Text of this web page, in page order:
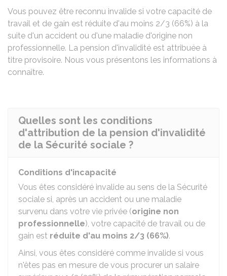
Vous pouvez être reconnu invalide si votre capacité de
travail et de gain est réduite d'au moins 2/3 (66%) à la
suite d'un accident ou d'une maladie d'origine non
professionnelle. La pension d'invalidité est attribuée à
titre provisoire. Nous vous présentons les informations à
connaître.
Quelles sont les conditions
d'attribution de la pension d'invalidité
de la Sécurité sociale ?
Conditions d'incapacité
Vous êtes considéré invalide au sens de la Sécurité
sociale si, après un accident ou une maladie
survenu dans votre vie privée (origine non
professionnelle), votre capacité de travail ou de
gain est réduite d'au moins 2/3 (66%).
Ainsi, vous êtes considéré comme invalide si vous
n'êtes pas en mesure de vous procurer un salaire